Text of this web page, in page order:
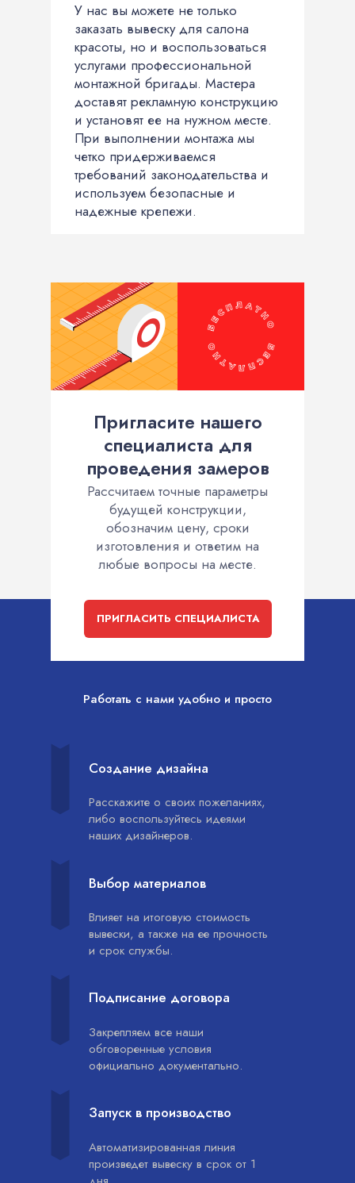
У нас вы можете не только
заказать вывеску для салона
красоты, но и воспользоваться
услугами профессиональной
монтажной бригады. Мастера
доставят рекламную конструкцию
и установят ее на нужном месте.
При выполнении монтажа мы
четко придерживаемся
требований законодательства и
используем безопасные и
надежные крепежи.
Пригласите нашего
специалиста для
проведения замеров
Рассчитаем точные параметры
будущей конструкции,
обозначим цену, сроки
изготовления и ответим на
любые вопросы на месте.
ПРИГЛАСИТЬ СПЕЦИАЛИСТА
Создание дизайна
Расскажите о своих пожеланиях,
либо воспользуйтесь идеями
наших дизайнеров.
Выбор материалов
Влияет на итоговую стоимость
вывески, а также на ее прочность
и срок службы.
Подписание договора
Закрепляем все наши
обговоренные условия
официально документально.
Запуск в производство
Автоматизированная линия
произведет вывеску в срок от 1
Работать с нами удобно и просто